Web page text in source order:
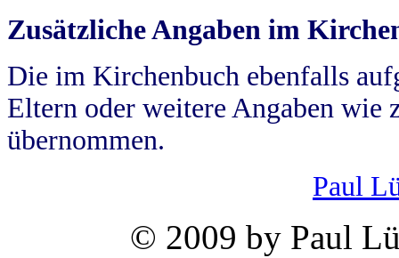
Zusätzliche Angaben im
Die im Kirchenbuch ebenfalls
Eltern oder weitere Angaben wie
übernommen.
Paul
© 2009 by Paul